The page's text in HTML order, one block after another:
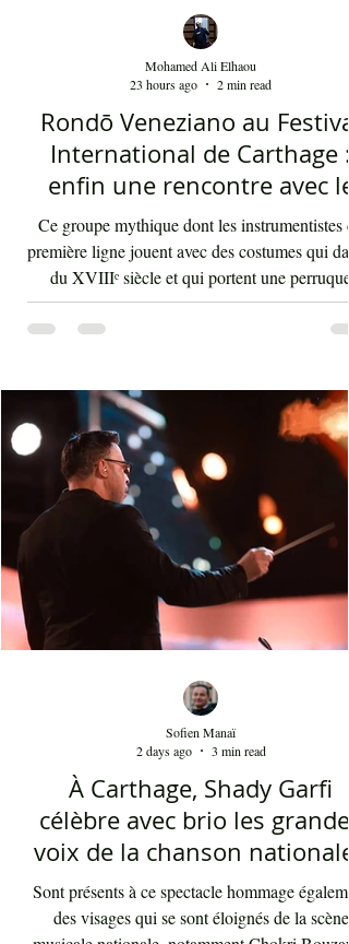
Rondō Veneziano au Festival
International de Carthage :
enfin une rencontre avec le
public tunisien
Ce groupe mythique dont les instrumentistes
première ligne jouent avec des costumes qui
planches du festival de Carthage. Dans les
gradins, dans un temps d'été très humide, les
présents sont le plus souvent des
qui sont venus se rappeler des années 80 et
90 où la culture italienne dominait le paysage
télévisuel tunisien. Conduit par l'énergique
d'orch
Mohamed Ali Elhaou
23 hours ago
2 min read
À Carthage, Shady Garfi
célèbre avec brio les grandes
voix de la chanson nationale
Sofien Manaï
2 days ago
3 min read